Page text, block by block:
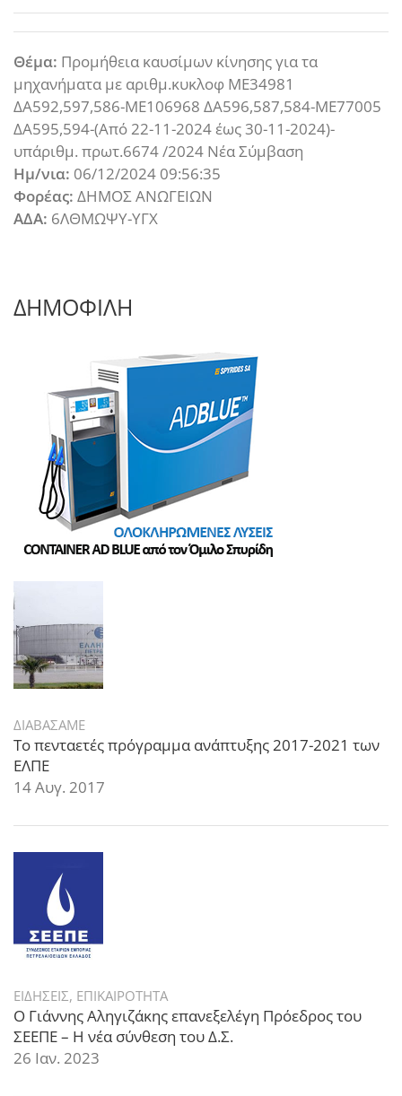
Θέμα: Προμήθεια καυσίμων κίνησης για τα
μηχανήματα με αριθμ.κυκλοφ ΜΕ34981
ΔΑ592,597,586-ΜΕ106968 ΔΑ596,587,584-ΜΕ77005
ΔΑ595,594-(Από 22-11-2024 έως 30-11-2024)-
υπ΄αριθμ. πρωτ.6674 /2024 Νέα Σύμβαση
Ημ/νια: 06/12/2024 09:56:35
Φορέας: ΔΗΜΟΣ ΑΝΩΓΕΙΩΝ
ΑΔΑ: 6ΛΘΜΩΨΥ-ΥΓΧ
ΔΗΜΟΦΙΛΗ
ΔΙΑΒΑΣΑΜΕ
Το πενταετές πρόγραμμα ανάπτυξης 2017-2021 των
ΕΛΠΕ
14 Αυγ. 2017
ΕΙΔΗΣΕΙΣ, ΕΠΙΚΑΙΡΟΤΗΤΑ
Ο Γιάννης Αληγιζάκης επανεξελέγη Πρόεδρος του
ΣΕΕΠΕ – Η νέα σύνθεση του Δ.Σ.
26 Ιαν. 2023